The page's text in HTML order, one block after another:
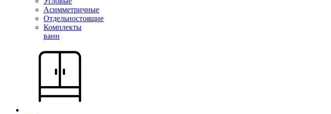
Асимметричные
Отдельностоящие
Комплекты
ванн